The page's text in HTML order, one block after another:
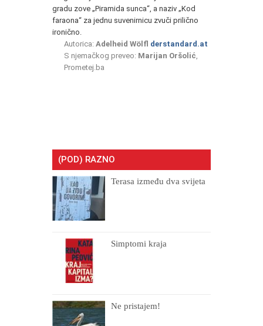
gradu zove „Piramida sunca“, a naziv „Kod
faraona“ za jednu suvenirnicu zvuči prilično
ironično.
Autorica: Adelheid Wölfl derstandard.at
S njemačkog preveo: Marijan Oršolić
Prometej.ba
(POD) RAZNO
Terasa između dva svijeta
Simptomi kraja
Ne pristajem!